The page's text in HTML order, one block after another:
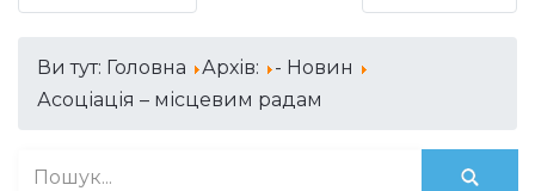
Ви тут: Головна Архів:
- Новин
Асоціація – місцевим радам